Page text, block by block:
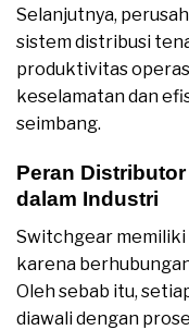
Selanjutnya,
sistem distribusi
produktivitas
keselamatan dan
seimbang.
Peran
dalam Industri
Switchgear
karena
Oleh sebab itu,
diawali dengan